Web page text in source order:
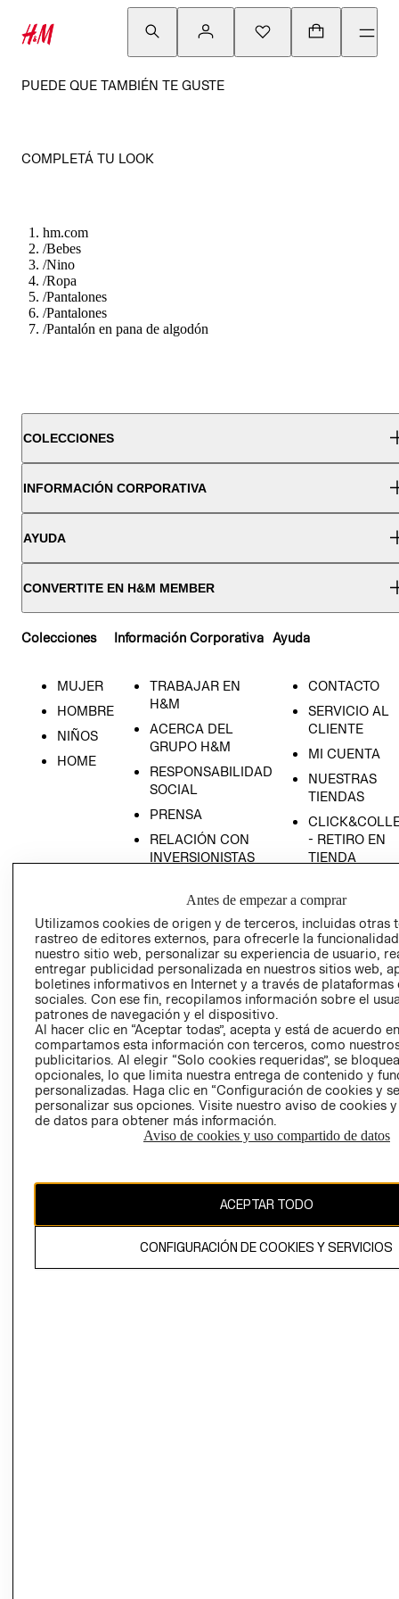
PUEDE QUE TAMBIÉN TE GUSTE
COMPLETÁ TU LOOK
hm.com
/Bebes
/Nino
/Ropa
/Pantalones
/Pantalones
/Pantalón en pana de algodón
COLECCIONES
INFORMACIÓN CORPORATIVA
AYUDA
CONVERTITE EN H&M MEMBER
Colecciones
MUJER
HOMBRE
NIÑOS
HOME
Información Corporativa
TRABAJAR EN
H&M
ACERCA DEL
GRUPO H&M
RESPONSABILIDAD
SOCIAL
PRENSA
RELACIÓN CON
INVERSIONISTAS
EMPRESARIAL
Ayuda
CONTACTO
SERVICIO AL
CLIENTE
MI CUENTA
NUESTRAS
TIENDAS
- RETIRO EN
TIENDA
CONDICIONES
AVISO DE
PRIVACIDAD
GIFT CARD
AVISO DE
El contenido de esta página web está protegido por copyright y es
Antes de empezar a comprar
Utilizamos cookies de origen y de terceros, incluidas otras
rastreo de editores externos, para ofrecerle la
nuestro sitio web, personalizar su experiencia de usuario,
entregar publicidad personalizada en nuestros sitios web,
boletines informativos en Internet y a través de plataformas
sociales. Con ese fin, recopilamos información sobre el
patrones de navegación y el dispositivo.
Al hacer clic en “Aceptar todas”, acepta y está de acuerdo
compartamos esta información con terceros, como
publicitarios. Al elegir “Solo cookies requeridas”, se
opcionales, lo que limita nuestra entrega de contenido y
personalizadas. Haga clic en “Configuración de cookies y
personalizar sus opciones. Visite nuestro aviso de cookies
de datos para obtener más información.
Aviso de cookies y uso compartido de datos
ACEPTAR TODO
CONFIGURACIÓN DE COOKIES Y SERVICIOS